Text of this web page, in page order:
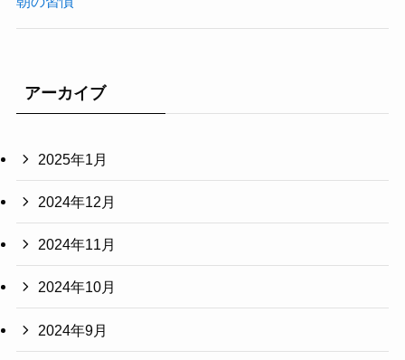
アーカイブ
2025年1月
2024年12月
2024年11月
2024年10月
2024年9月